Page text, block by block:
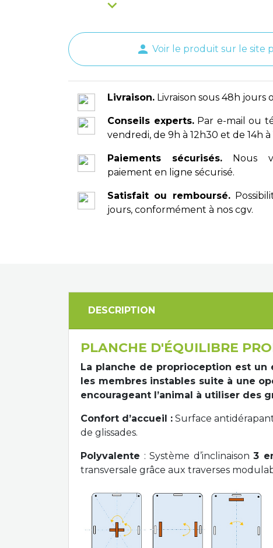

person Voir le produit sur le site
Livraison. Livraison sous 48h jours
Conseils experts.Par e-mail ou
vendredi, de 9h à 12h30 et de 14h à
Paiements sécurisés. Nous
paiement en ligne sécurisé.
Satisfait ou remboursé.
jours, conformément à nos cgv.
DESCRIPTION
PLANCHE D'ÉQUILIBRE
La planche de proprioception est
les membres instables suite à une
encourageant l’animal à utiliser des
Confort d’accueil : Surface
de glissades.
Polyvalente : Système d’inclinaison 3
transversale grâce aux traverses